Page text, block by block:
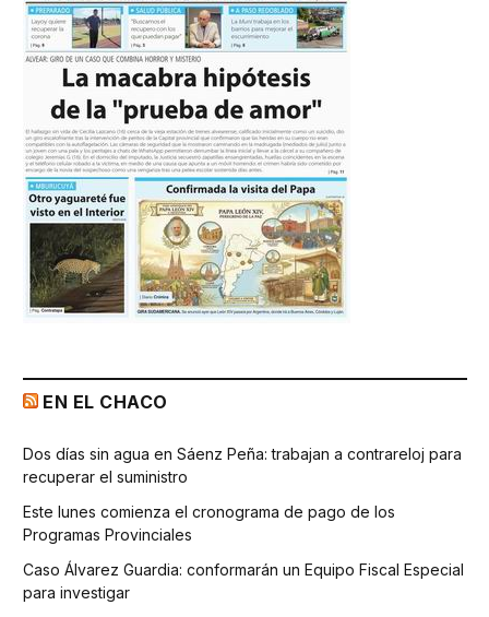
EN EL CHACO
Dos días sin agua en Sáenz Peña: trabajan a contrareloj para
recuperar el suministro
Este lunes comienza el cronograma de pago de los
Programas Provinciales
Caso Álvarez Guardia: conformarán un Equipo Fiscal Especial
para investigar